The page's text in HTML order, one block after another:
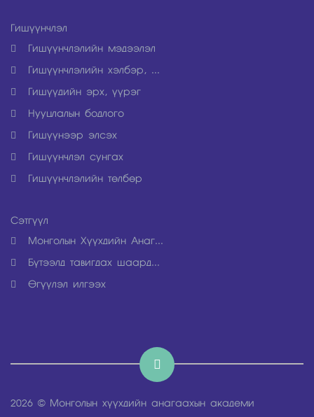
Гишүүнчлэл
Гишүүнчлэлийн мэдээлэл
Гишүүнчлэлийн хэлбэр, ...
Гишүүдийн эрх, үүрэг
Нууцлалын бодлого
Гишүүнээр элсэх
Гишүүнчлэл сунгах
Гишүүнчлэлийн төлбөр
Рэтгүүл
Монголын Хүүхдийн Анаг...
Бүтээлд тавигдах шаард...
Өгүүлэл илгээх
2026 © Монголын хүүхдийн анагаахын академи